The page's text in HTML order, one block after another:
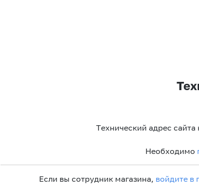
Технический адрес
Необходимо
Если вы сотрудник магазина, войдите в